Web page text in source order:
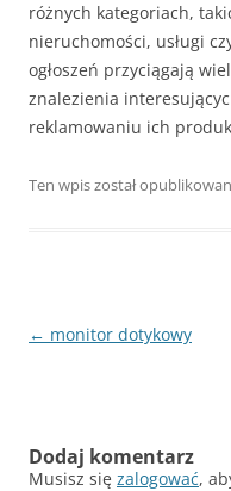
różnych kategoriach,
nieruchomości, usługi
ogłoszeń przyciągają
znalezienia
reklamowaniu ich
Ten wpis został
Nawigacja
← monitor dotykowy
Dodaj komentarz
Musisz się zalogować,